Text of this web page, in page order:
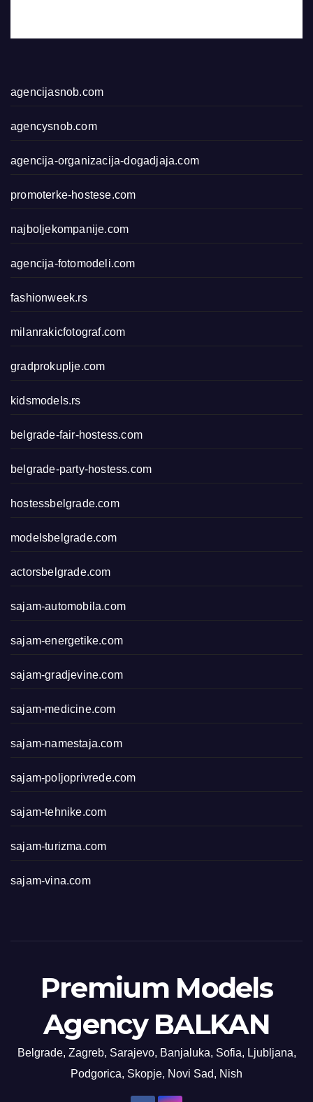
agencijasnob.com
agencysnob.com
agencija-organizacija-dogadjaja.com
promoterke-hostese.com
najboljekompanije.com
agencija-fotomodeli.com
fashionweek.rs
milanrakicfotograf.com
gradprokuplje.com
kidsmodels.rs
belgrade-fair-hostess.com
belgrade-party-hostess.com
hostessbelgrade.com
modelsbelgrade.com
actorsbelgrade.com
sajam-automobila.com
sajam-energetike.com
sajam-gradjevine.com
sajam-medicine.com
sajam-namestaja.com
sajam-poljoprivrede.com
sajam-tehnike.com
sajam-turizma.com
sajam-vina.com
Premium Models
Agency BALKAN
Belgrade, Zagreb, Sarajevo, Banjaluka, Sofia, Ljubljana,
Podgorica, Skopje, Novi Sad, Nish